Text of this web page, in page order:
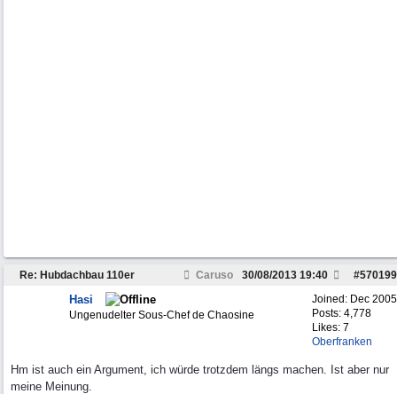
Re: Hubdachbau 110er Caruso #570199
30/08/2013 19:40
Joined: Dec 2005
Posts: 4,778
Likes: 7
Oberfranken
Hasi
Ungenudelter Sous-Chef de Chaosine
Hm ist auch ein Argument, ich würde trotzdem längs machen. Ist aber nur
meine Meinung.